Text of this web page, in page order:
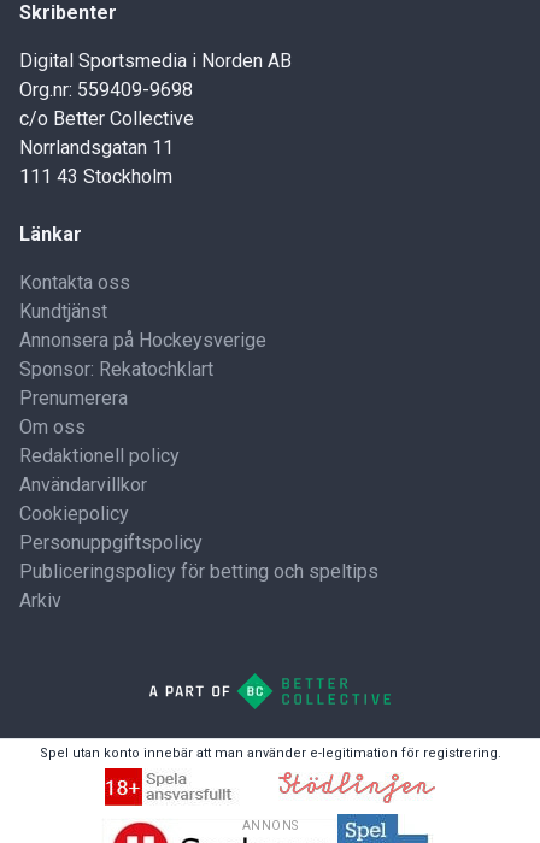
ANNONS
Skribenter
Digital Sportsmedia i Norden AB
Org.nr: 559409-9698
c/o Better Collective
Norrlandsgatan 11
111 43 Stockholm
Länkar
Kontakta oss
Kundtjänst
Annonsera på Hockeysverige
Sponsor: Rekatochklart
Prenumerera
Om oss
Redaktionell policy
Användarvillkor
Cookiepolicy
Personuppgiftspolicy
Publiceringspolicy för betting och speltips
Arkiv
Spel utan konto innebär att man använder e-legitimation för registrering.